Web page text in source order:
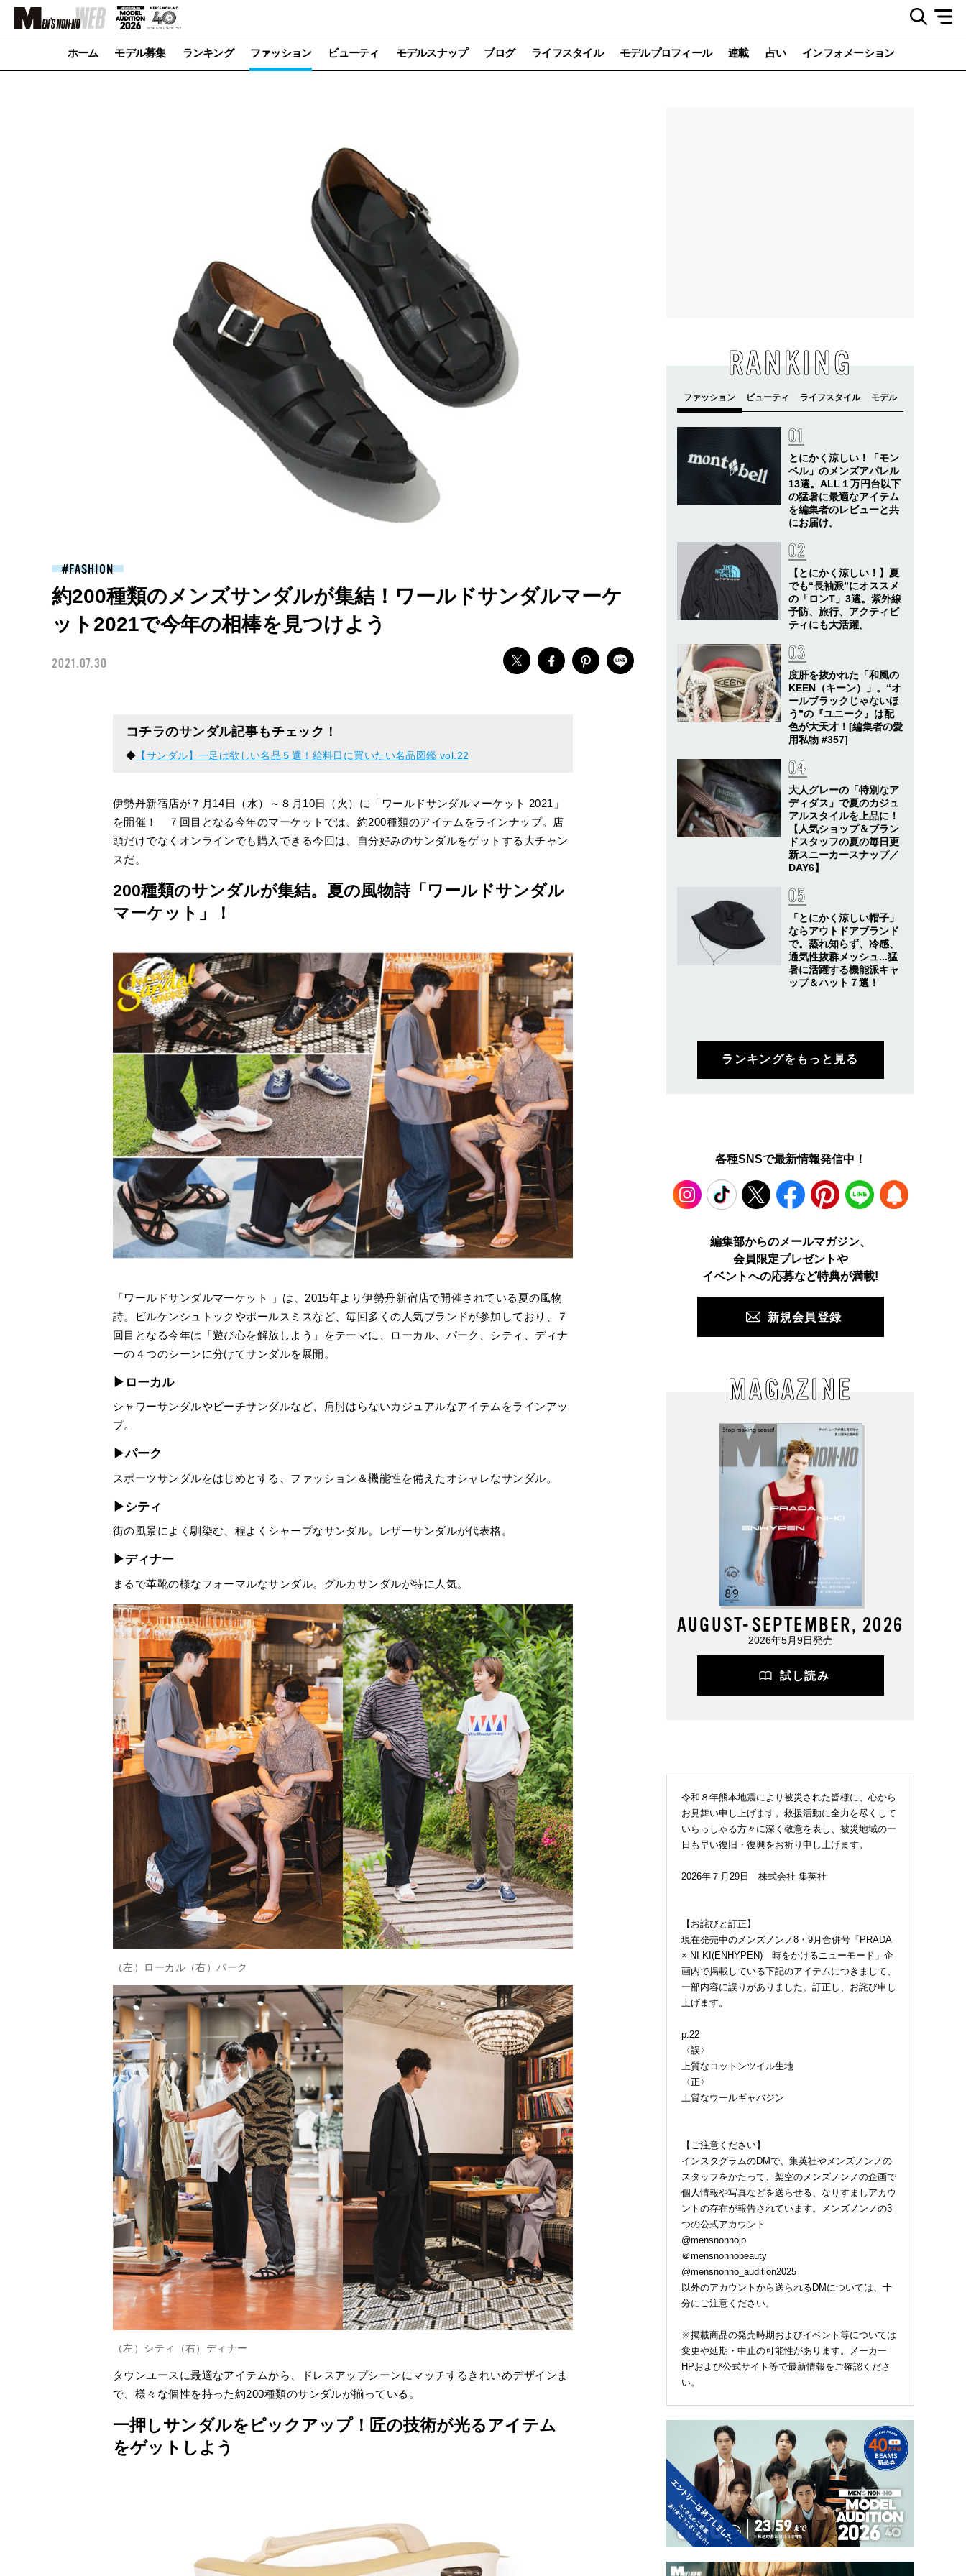
ホーム モデル募集 ランキング ファッション ビューティ モデルスナップ ブログ ライフスタイル モデルプロフィール 連載 占い インフォメーション
FASHION
約200種類のメンズサンダルが集結！ワールドサンダルマーケ
ット2021で今年の相棒を見つけよう
2021.07.30
コチラのサンダル記事もチェック！
◆ 【サンダル】一足は欲しい名品５選！給料日に買いたい名品図鑑 vol.22
伊勢丹新宿店が７月14日（水）～８月10日（火）に「ワールドサンダルマーケット 2021」
を開催！ ７回目となる今年のマーケットでは、約200種類のアイテムをラインナップ。店
頭だけでなくオンラインでも購入できる今回は、自分好みのサンダルをゲットする大チャン
スだ。
200種類のサンダルが集結。夏の風物詩「ワールドサンダル
マーケット」！
「ワールドサンダルマーケット 」は、2015年より伊勢丹新宿店で開催されている夏の風物
詩。ビルケンシュトックやポールスミスなど、毎回多くの人気ブランドが参加しており、７
回目となる今年は「遊び心を解放しよう」をテーマに、ローカル、パーク、シティ、ディナ
ーの４つのシーンに分けてサンダルを展開。
▶ローカル
シャワーサンダルやビーチサンダルなど、肩肘はらないカジュアルなアイテムをラインアッ
プ。
▶パーク
スポーツサンダルをはじめとする、ファッション＆機能性を備えたオシャレなサンダル。
▶シティ
街の風景によく馴染む、程よくシャープなサンダル。レザーサンダルが代表格。
▶ディナー
まるで革靴の様なフォーマルなサンダル。グルカサンダルが特に人気。
（左）ローカル（右）パーク
（左）シティ（右）ディナー
タウンユースに最適なアイテムから、ドレスアップシーンにマッチするきれいめデザインま
で、様々な個性を持った約200種類のサンダルが揃っている。
一押しサンダルをピックアップ！匠の技術が光るアイテム
をゲットしよう
RANKING
とにかく涼しい！「モン
ベル」のメンズアパレル
13選。ALL１万円台以下
の猛暑に最適なアイテム
を編集者のレビューと共
にお届け。
【とにかく涼しい！】夏
でも“長袖派”にオススメ
の「ロンT」3選。紫外線
予防、旅行、アクティビ
ティにも大活躍。
度肝を抜かれた「和風の
KEEN（キーン）」。“オ
ールブラックじゃないほ
う”の『ユニーク』は配
色が大天才！[編集者の愛
用私物 #357]
大人グレーの「特別なア
ディダス」で夏のカジュ
アルスタイルを上品に！
【人気ショップ＆ブラン
ドスタッフの夏の毎日更
新スニーカースナップ／
DAY6】
「とにかく涼しい帽子」
ならアウトドアブランド
で。蒸れ知らず、冷感、
通気性抜群メッシュ...猛
暑に活躍する機能派キャ
ップ＆ハット７選！
ランキングをもっと見る
各種SNSで最新情報発信中！
TikTok Facebook Pinterest LINE
編集部からのメールマガジン、
会員限定プレゼントや
イベントへの応募など特典が満載!
新規会員登録
MAGAZINE
AUGUST-SEPTEMBER, 2026
2026年5月9日発売
試し読み
令和８年熊本地震により被災された皆様に、心から
お見舞い申し上げます。救援活動に全力を尽くして
いらっしゃる方々に深く敬意を表し、被災地域の一
日も早い復旧・復興をお祈り申し上げます。
2026年７月29日 株式会社 集英社
【お詫びと訂正】
現在発売中のメンズノンノ8・9月合併号「PRADA
× NI-KI(ENHYPEN) 時をかけるニューモード」企
画内で掲載している下記のアイテムにつきまして、
一部内容に誤りがありました。訂正し、お詫び申し
上げます。
p.22
〈誤〉
上質なコットンツイル生地
〈正〉
上質なウールギャバジン
【ご注意ください】
インスタグラムのDMで、集英社やメンズノンノの
スタッフをかたって、架空のメンズノンノの企画で
個人情報や写真などを送らせる、なりすましアカウ
ントの存在が報告されています。メンズノンノの3
つの公式アカウント
@mensnonnojp
＠mensnonnobeauty
@mensnonno_audition2025
以外のアカウントから送られるDMについては、十
分にご注意ください。
※掲載商品の発売時期およびイベント等については
変更や延期・中止の可能性があります。メーカー
HPおよび公式サイト等で最新情報をご確認くださ
い。